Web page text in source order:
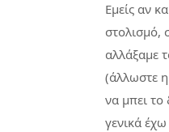
Εμείς αν
στολισμό,
αλλάξαμε
(άλλωστε η
να μπει το
γενικά έχω